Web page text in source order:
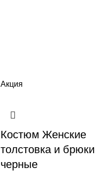
Акция
Костюм Женские
толстовка и брюки
черные